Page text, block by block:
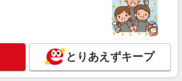
介予定派遣
社 メディカルケア事業部/熊本オフィ
無資格OKの介護スタッフ
円〜1,400円 ★週払いOK（規定あ
とりあえずキープ